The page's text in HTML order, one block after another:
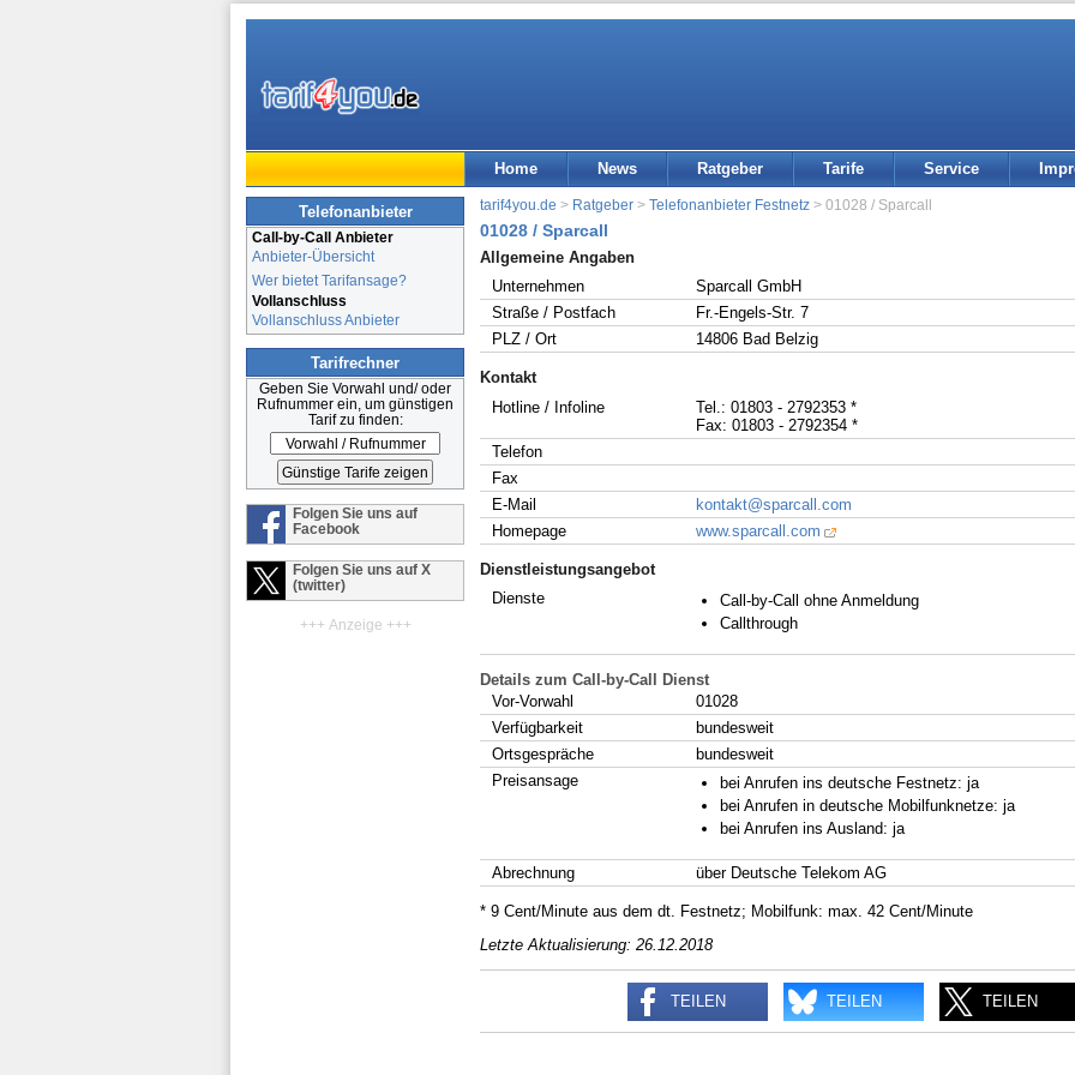
Home News Ratgeber Tarife Service
Telefonanbieter
Call-by-Call Anbieter
Anbieter-Übersicht
Wer bietet Tarifansage?
Vollanschluss
Vollanschluss Anbieter
Tarifrechner
Geben Sie Vorwahl und/ oder
Rufnummer ein, um günstigen
Tarif zu finden:
Folgen Sie uns auf
Facebook
Folgen Sie uns auf X
(twitter)
+++ Anzeige +++
tarif4you.de > Ratgeber > Telefonanbieter Festnetz > 01028 / Sparcall
01028 / Sparcall
Allgemeine Angaben
Unternehmen
Sparcall GmbH
Straße / Postfach
Fr.-Engels-Str. 7
PLZ / Ort
14806 Bad Belzig
Kontakt
Hotline / Infoline
Tel.: 01803 - 2792353 *
Fax: 01803 - 2792354 *
Telefon
Fax
E-Mail
kontakt@sparcall.com
Homepage
www.sparcall.com
Dienstleistungsangebot
Dienste
Call-by-Call ohne Anmeldung
Callthrough
Details zum Call-by-Call Dienst
Vor-Vorwahl
01028
Verfügbarkeit
bundesweit
Ortsgespräche
bundesweit
Preisansage
bei Anrufen ins deutsche Festnetz: ja
bei Anrufen in deutsche Mobilfunknetze: ja
bei Anrufen ins Ausland: ja
Abrechnung über Deutsche Telekom AG
* 9 Cent/Minute aus dem dt. Festnetz; Mobilfunk: max. 42 Cent/Minute
Letzte Aktualisierung: 26.12.2018
TEILEN TEILEN TEILEN